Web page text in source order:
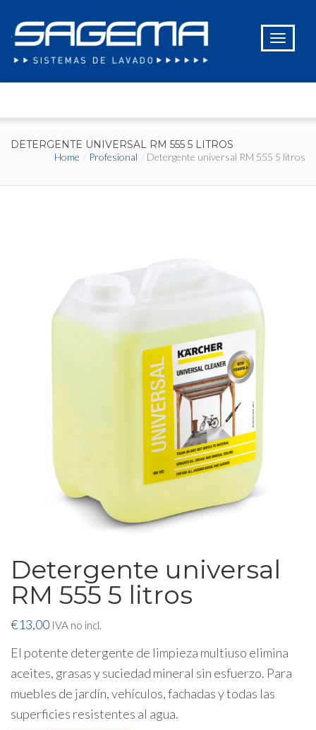
DETERGENTE UNIVERSAL RM 555 5 LITROS
Home Profesional Detergente universal RM 555 5 litros
Detergente universal
RM 555 5 litros
€13,00 IVA no incl.
El potente detergente de limpieza multiuso elimina
aceites, grasas y suciedad mineral sin esfuerzo. Para
muebles de jardín, vehículos, fachadas y todas las
superficies resistentes al agua.